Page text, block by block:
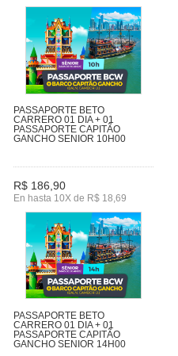
PASSAPORTE BETO
CARRERO 01 DIA + 01
PASSAPORTE CAPITÃO
GANCHO SENIOR 10H00
R$ 186,90
En hasta 10X de R$ 18,69
PASSAPORTE BETO
CARRERO 01 DIA + 01
PASSAPORTE CAPITÃO
GANCHO SENIOR 14H00